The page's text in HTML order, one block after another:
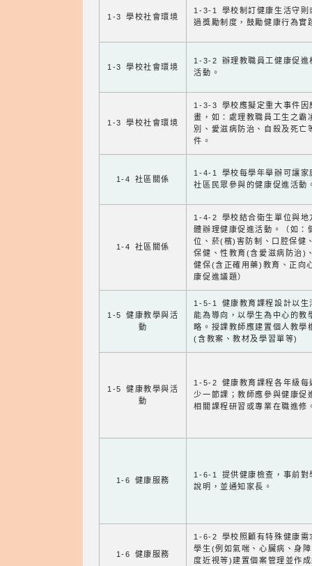
1-3 學校社會環境
1-3-1 學校制訂健康生活守則
過獎勵制度，鼓勵健康行為實
1-3 學校社會環境
1-3-2 辦理教職員工健康促進
活動。
1-3 學校社會環境
1-3-3 學校應擬定重大事件因
畫，如：處理教職員工生之霸
別、愛滋病防治、自殺及死亡
件。
1-4 社區關係
1-4-1 學校每學年舉辦可讓家
社區民眾參與的健康促進活動
1-4 社區關係
1-4-2 學校結合衛生單位與地
體辦理健康促進活動。（如：
位、菸(檳)害防制、口腔保健
保健、性教育(含愛滋病防治)
健保(含正確用藥)教育、正向
康促進議題）
1-5 健康教學與活
動
1-5-1 健康教育課程設計以生
能為導向，以學生為中心的教
略。授課教師應建置個人教學
(含教案、教材及學習單等)
1-5 健康教學與活
動
1-5-2 健康教育課程各年級每
少一節課；教師應參與健康促
相關課程研習或專業在職進修
1-6 健康服務
1-6-1 提供健康檢查，事前對
說明，並通知家長。
1-6 健康服務
1-6-2 學校照顧有特殊健康需
學生(例如氣喘、心臟病、身
度近視等)建置個案管理並作